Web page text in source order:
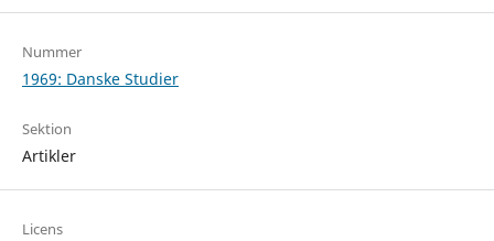
Nummer
1969: Danske Studier
Sektion
Artikler
Licens